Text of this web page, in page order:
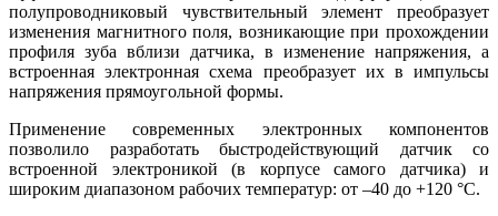
полупроводниковый чувствительный элемент преобразует
изменения магнитного поля, возникающие при прохождении
профиля зуба вблизи датчика, в изменение напряжения, а
встроенная электронная схема преобразует их в импульсы
напряжения прямоугольной формы.
Применение современных электронных компонентов
позволило разработать быстродействующий датчик со
встроенной электроникой (в корпусе самого датчика) и
широким диапазоном рабочих температур: от –40 до +120 °C.